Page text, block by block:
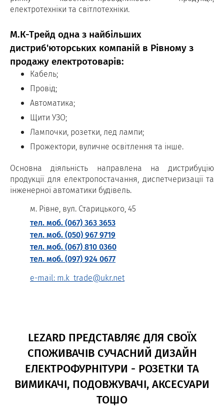
електротехніки та світлотехніки.
М.К-Трейд одна з найбільших
дистриб'юторських компаній в Рівному з
продажу електротоварів:
Кабель;
Провід;
Автоматика;
Щити УЗО;
Лампочки, розетки, лед лампи;
Прожектори, вуличне освітлення та інше.
Основна діяльність направлена на дистрибуцію
продукції для електропостачання, диспетчеризації та
інженерної автоматики будівель.
м. Рівне, вул. Старицького, 45
тел. моб. (067) 363 3653
тел. моб. (050) 967 9719
тел. моб. (067) 810 0360
тел. моб. (097) 924 0677
e-mail: m.k_trade@ukr.net
LEZARD ПРЕДСТАВЛЯЄ ДЛЯ СВОЇХ
СПОЖИВАЧІВ СУЧАСНИЙ ДИЗАЙН
ЕЛЕКТРОФУРНІТУРИ - РОЗЕТКИ ТА
ВИМИКАЧІ, ПОДОВЖУВАЧІ, АКСЕСУАРИ
ТОЩО